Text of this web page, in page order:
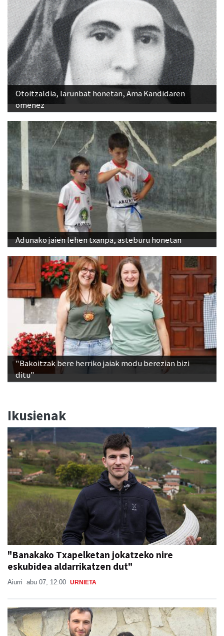
Otoitzaldia, larunbat honetan, Ama Kandidaren
omenez
Adunako jaien lehen txanpa, asteburu honetan
"Bakoitzak bere herriko jaiak modu berezian bizi
ditu"
Ikusienak
"Banakako Txapelketan jokatzeko nire
eskubidea aldarrikatzen dut"
Aiurri abu 07, 12:00 URNIETA